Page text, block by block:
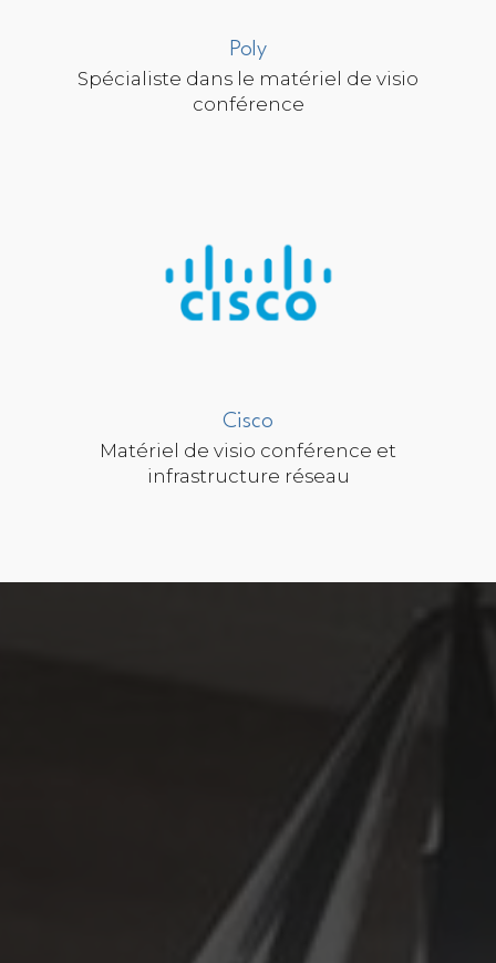
Poly
Spécialiste dans le matériel de visio
conférence
Cisco
Matériel de visio conférence et
infrastructure réseau